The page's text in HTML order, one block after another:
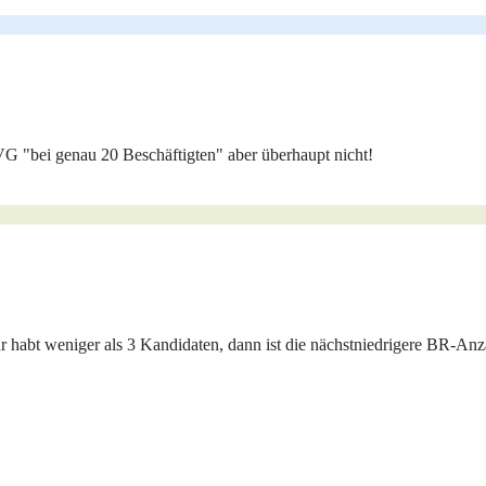
"bei genau 20 Beschäftigten" aber überhaupt nicht!
weniger als 3 Kandidaten, dann ist die nächstniedrigere BR-